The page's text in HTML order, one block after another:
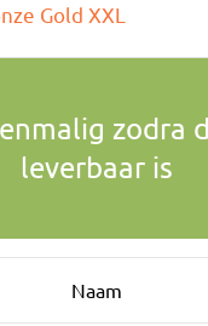
zodra
leverbaar is